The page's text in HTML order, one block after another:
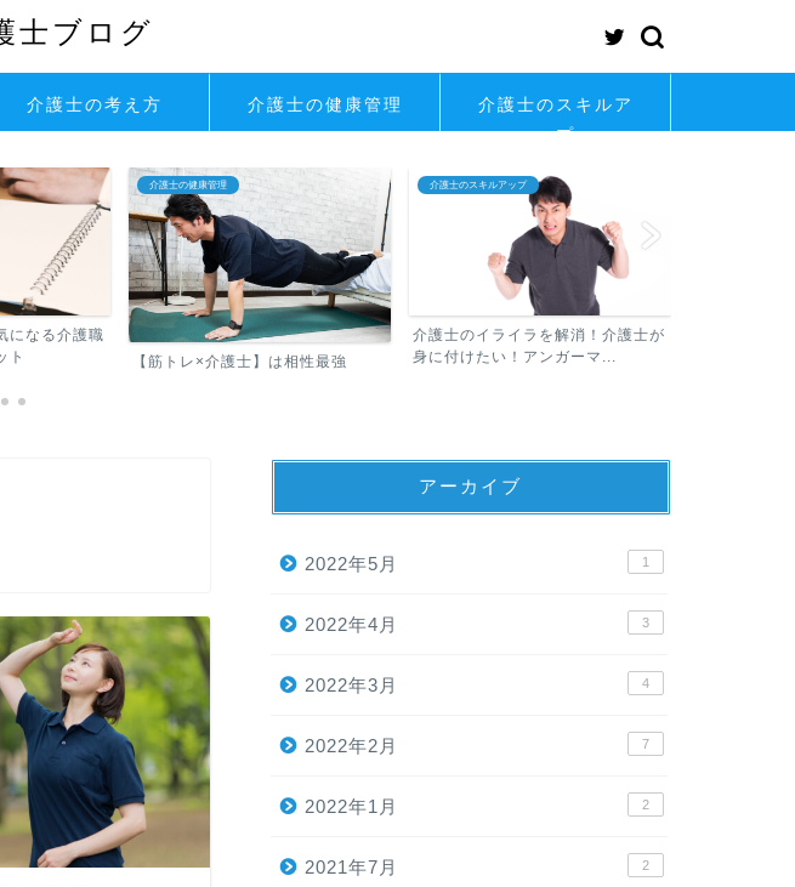
士ブログ
介護士の考え方 介護士の健康管理
介護士のスキルア
ップ
になる介護職
ト
介護士の健康管理
【筋トレ×介護士】は相性最強
介護士のスキルアップ
介護士のイライラを解消！介護士が
身に付けたい！アンガーマ...
アーカイブ
2022年5月 1
2022年4月 3
2022年3月 4
2022年2月 7
2022年1月 2
2021年7月 2